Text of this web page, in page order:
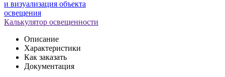
и визуализация объекта
освещения
Калькулятор освещенности
Описание
Характеристики
Как заказать
Документация